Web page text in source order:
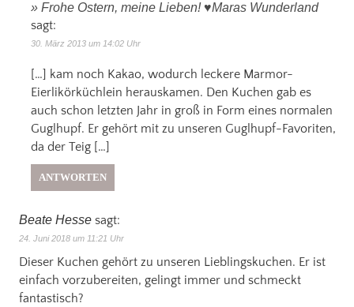
» Frohe Ostern, meine Lieben! ♥Maras Wunderland
sagt:
30. März 2013 um 14:02 Uhr
[…] kam noch Kakao, wodurch leckere Marmor-
Eierlikörküchlein herauskamen. Den Kuchen gab es
auch schon letzten Jahr in groß in Form eines normalen
Guglhupf. Er gehört mit zu unseren Guglhupf-Favoriten,
da der Teig […]
ANTWORTEN
Beate Hesse sagt:
24. Juni 2018 um 11:21 Uhr
Dieser Kuchen gehört zu unseren Lieblingskuchen. Er ist
einfach vorzubereiten, gelingt immer und schmeckt
fantastisch?